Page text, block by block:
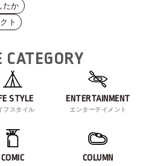
たか
ト
CATEGORY
STYLE
フスタイル
ENTERTAINMENT
エンターテイメント
COMIC COLUMN